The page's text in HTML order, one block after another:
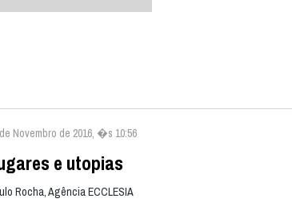
Novembro de 2016, �s 10:56
e utopias
Rocha, Agência ECCLESIA